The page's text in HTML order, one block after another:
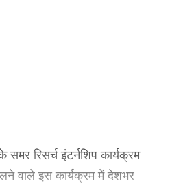
समर रिसर्च इंटर्नशिप कार्यक्रम
वाले इस कार्यक्रम में देशभर